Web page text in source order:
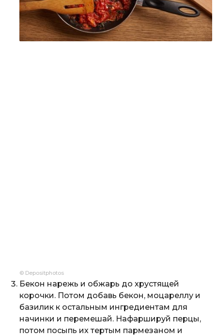
© Depositphotos
Бекон нарежь и обжарь до хрустящей
корочки. Потом добавь бекон, моцареллу и
базилик к остальным ингредиентам для
начинки и перемешай. Нафаршируй перцы,
потом посыпь их тертым пармезаном и